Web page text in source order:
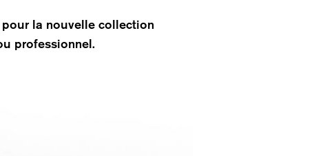
pour la nouvelle collection
professionnel.